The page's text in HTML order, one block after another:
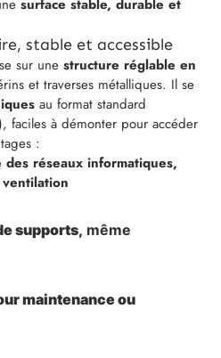
surface stable, durable et
stable et accessible
sur une structure réglable en
et traverses métalliques. Il se
au format standard
faciles à démonter pour accéder
:
réseaux informatiques,
supports, même
maintenance ou